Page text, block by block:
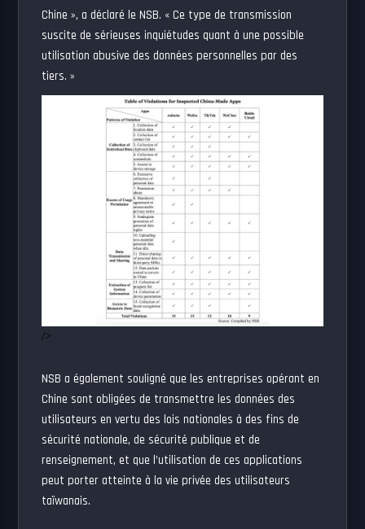
Chine », a déclaré le NSB. « Ce type de transmission
suscite de sérieuses inquiétudes quant à une possible
utilisation abusive des données personnelles par des
tiers. »
/>
NSB a également souligné que les entreprises opérant en
Chine sont obligées de transmettre les données des
utilisateurs en vertu des lois nationales à des fins de
sécurité nationale, de sécurité publique et de
renseignement, et que l’utilisation de ces applications
peut porter atteinte à la vie privée des utilisateurs
taïwanais.